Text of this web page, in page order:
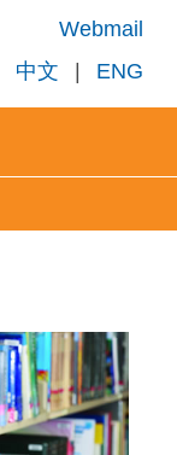
Webmail
中文
| ENG